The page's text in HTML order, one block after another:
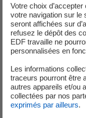
- Glisser sur les
- Être entrainés par
contre-courant après
hydroélectrique.
Sans oublier,
une eau froide,
« Nous constatons
rapport à la
présents dans les
Votre choix
votre navigation sur le
seront affichées sur
refusez le dépôt des
EDF travaille ne
personnalisées en
Les informations
traceurs pourront être
autres appareils et/ou
collectées par nos
exprimés par ailleurs.